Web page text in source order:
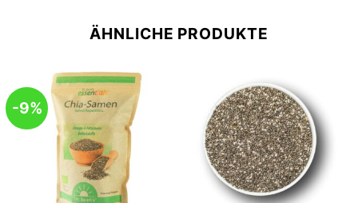
ÄHNLICHE PRODUKTE
-9%